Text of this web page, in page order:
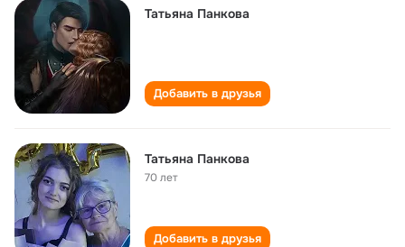
Татьяна Панкова
Добавить в друзья
Татьяна Панкова
70 лет
Добавить в друзья